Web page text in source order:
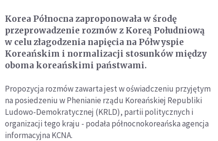
Korea Północna zaproponowała w środę
przeprowadzenie rozmów z Koreą Południową
w celu złagodzenia napięcia na Półwyspie
Koreańskim i normalizacji stosunków między
oboma koreańskimi państwami.
Propozycja rozmów zawarta jest w oświadczeniu przyjętym
na posiedzeniu w Phenianie rządu Koreańskiej Republiki
Ludowo-Demokratycznej (KRLD), partii politycznych i
organizacji tego kraju - podała północnokoreańska agencja
informacyjna KCNA.